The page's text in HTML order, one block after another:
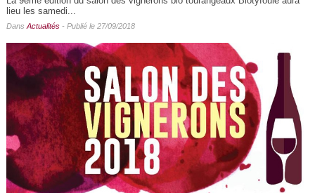
lieu les samedi...
Dans Actualités- Publié le 27/09/2018